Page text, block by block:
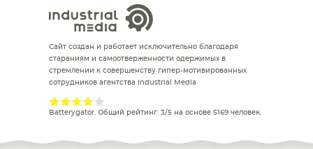
Сайт создан и работает исключительно благодаря
стараниям и самоотверженности одержимых в
стремлении к совершенству гипер-мотивированных
сотрудников агентства Industrial Media
Batterygator. Общий рейтинг: 3/5 на основе 5169 человек.